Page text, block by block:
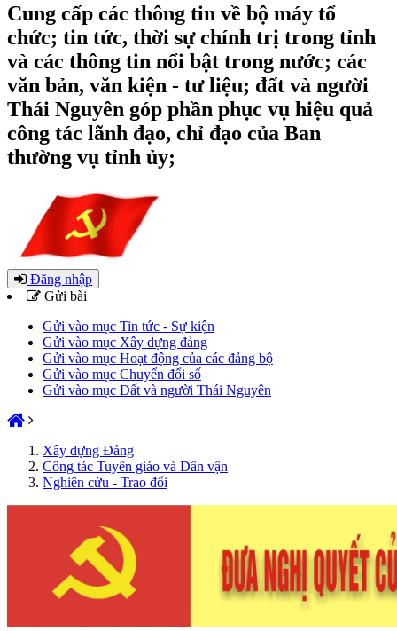
Cung cấp các thông tin về bộ máy tổ
chức; tin tức, thời sự chính trị trong tỉnh
và các thông tin nổi bật trong nước; các
văn bản, văn kiện - tư liệu; đất và người
Thái Nguyên góp phần phục vụ hiệu quả
công tác lãnh đạo, chỉ đạo của Ban
thường vụ tỉnh ủy;
Đăng nhập
Gửi bài
Gửi vào mục Tin tức - Sự kiện
Gửi vào mục Xây dựng đảng
Gửi vào mục Hoạt động của các đảng bộ
Gửi vào mục Chuyển đổi số
Gửi vào mục Đất và người Thái Nguyên
Xây dựng Đảng
Công tác Tuyên giáo và Dân vận
Nghiên cứu - Trao đổi